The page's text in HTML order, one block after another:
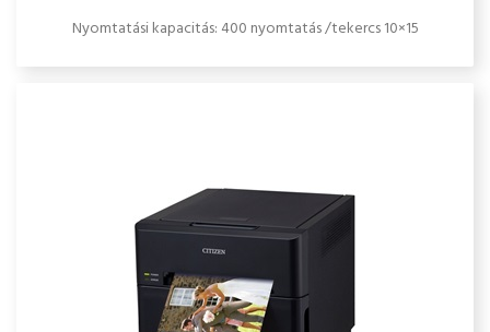
Nyomtatási kapacitás: 400 nyomtatás /tekercs 10×15